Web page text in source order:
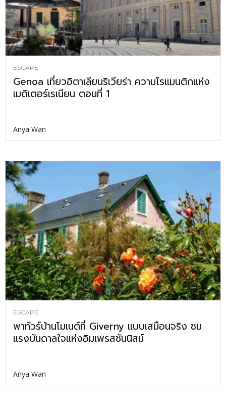
ESCAPE
Genoa เที่ยวอิตาเลียนริเวียร่า ความโรแมนติกแห่ง
เมดิเตอร์เรเนียน ตอนที่ 1
Anya Wan
ESCAPE
พาทัวร์บ้านโมเนต์ที่ Giverny แบบเสมือนจริง ชม
แรงบันดาลใจแห่งอิมเพรสชันนิสม์
Anya Wan